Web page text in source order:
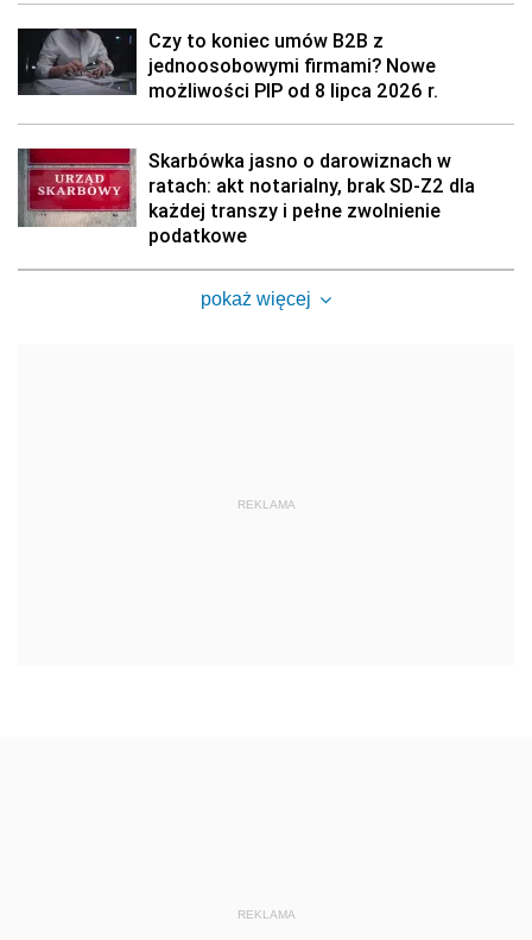
Czy to koniec umów B2B z
jednoosobowymi firmami? Nowe
możliwości PIP od 8 lipca 2026 r.
Skarbówka jasno o darowiznach w
ratach: akt notarialny, brak SD-Z2 dla
każdej transzy i pełne zwolnienie
podatkowe
pokaż więcej
REKLAMA
REKLAMA